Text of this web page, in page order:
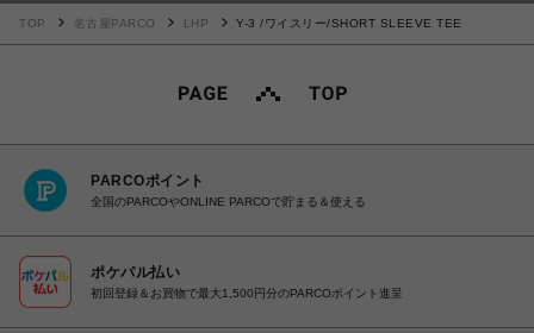
TOP 名古屋PARCO LHP Y-3 /ワイスリー/SHORT SLEEVE TEE
PARCOポイント
全国のPARCOやONLINE PARCOで貯まる＆使える
ポケパル払い
初回登録＆お買物で最大1,500円分のPARCOポイント進呈